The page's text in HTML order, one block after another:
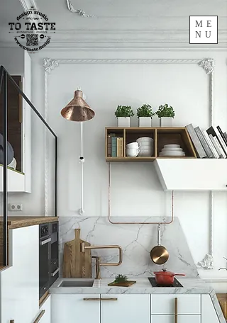
ME
NU